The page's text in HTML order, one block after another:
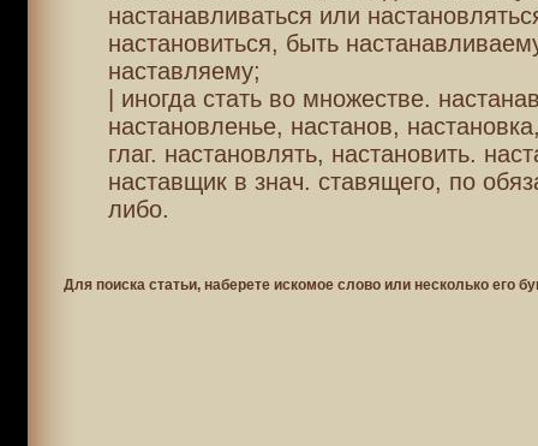
настанавливаться или
настановиться, быть
наставляему;
| иногда стать во множестве.
настановленье, настанов,
глаг. настановлять, настановить.
наставщик в знач. ставящего, по
либо.
Для поиска статьи, наберете искомое слово или несколько его